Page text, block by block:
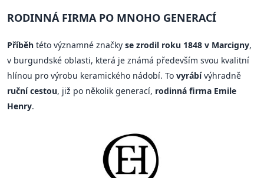
RODINNÁ FIRMA PO MNOHO GENERACÍ
Příběh této významné značky se zrodil roku 1848 v Marcigny,
v burgundské oblasti, která je známá především svou kvalitní
hlínou pro výrobu keramického nádobí. To vyrábívýhradně
ruční cestou, již po několik generací, rodinná firma Emile
Henry.